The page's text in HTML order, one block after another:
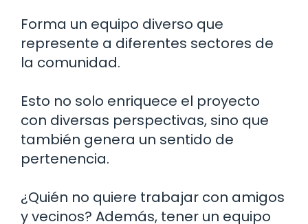
Forma un equipo diverso que
represente a diferentes sectores de
la comunidad.
Esto no solo enriquece el proyecto
con diversas perspectivas, sino que
también genera un sentido de
pertenencia.
¿Quién no quiere trabajar con amigos
y vecinos? Además, tener un equipo